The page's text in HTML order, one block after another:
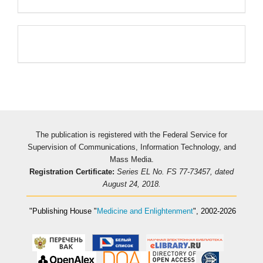
The publication is registered with the Federal Service for
Supervision of Communications, Information Technology, and
Mass Media.
Registration Certificate: Series EL No. FS 77-73457, dated
August 24, 2018.
"Publishing House " Medicine and Enlightenment", 2002-2026